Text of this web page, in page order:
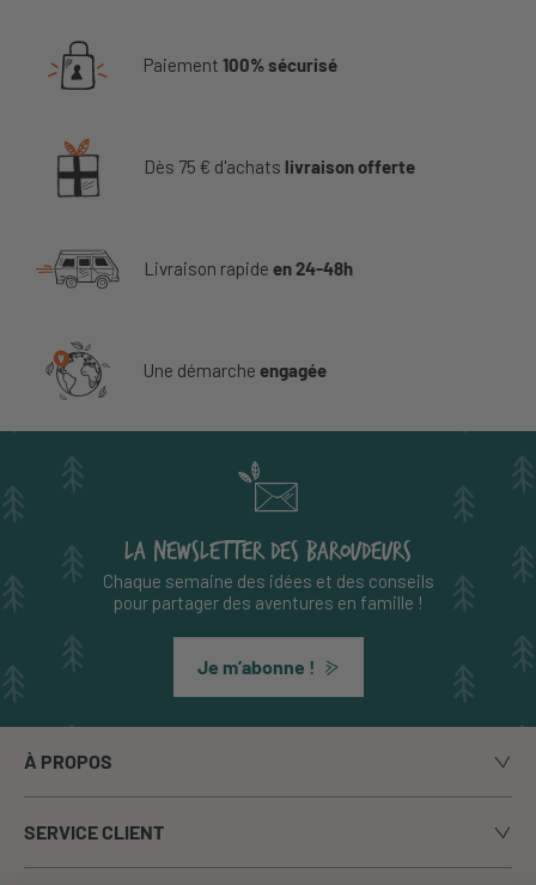
Paiement 100% sécurisé
Dès 75 € d'achats livraison offerte
Livraison rapide en 24-48h
Une démarche engagée
LA NEWSLETTER DES BAROUDEURS
Chaque semaine des idées et des conseils
pour partager des aventures en famille !
Je m’abonne !
À PROPOS
Notre histoire
Le blog
Nos marques
SERVICE CLIENT
Livraison